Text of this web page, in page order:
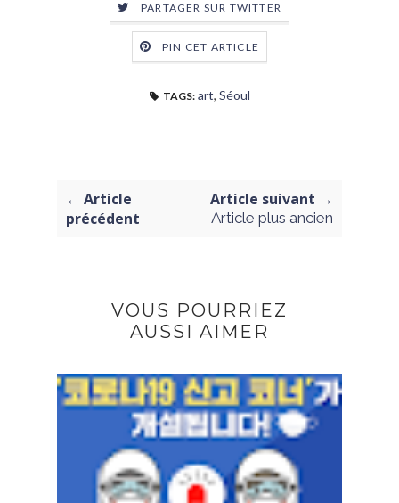
PARTAGER SUR TWITTER
PIN CET ARTICLE
TAGS: art, Séoul
← Article
précédent
Article suivant →
Article plus ancien
VOUS POURRIEZ
AUSSI AIMER